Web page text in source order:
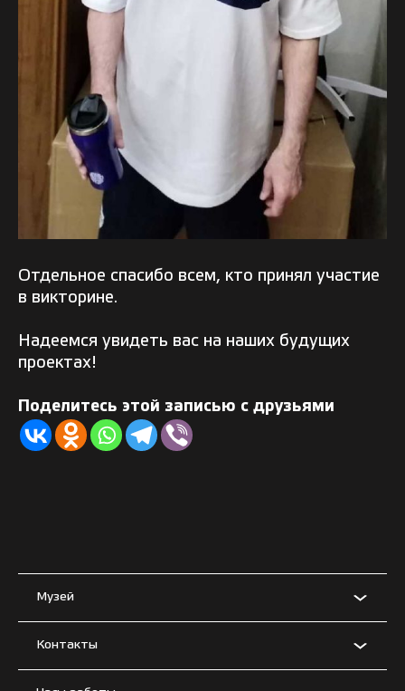
Отдельное спасибо всем, кто принял участие
в викторине.
Надеемся увидеть вас на наших будущих
проектах!
Поделитесь этой записью с друзьями
Музей
Контакты